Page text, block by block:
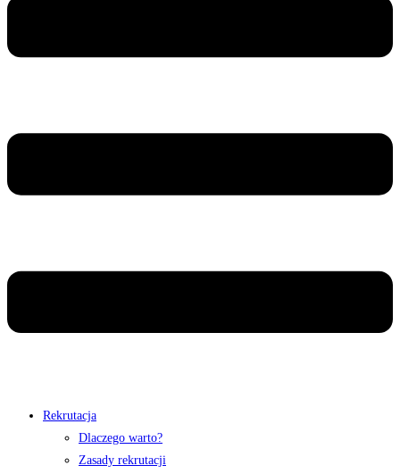
Rekrutacja
Dlaczego warto?
Zasady rekrutacji